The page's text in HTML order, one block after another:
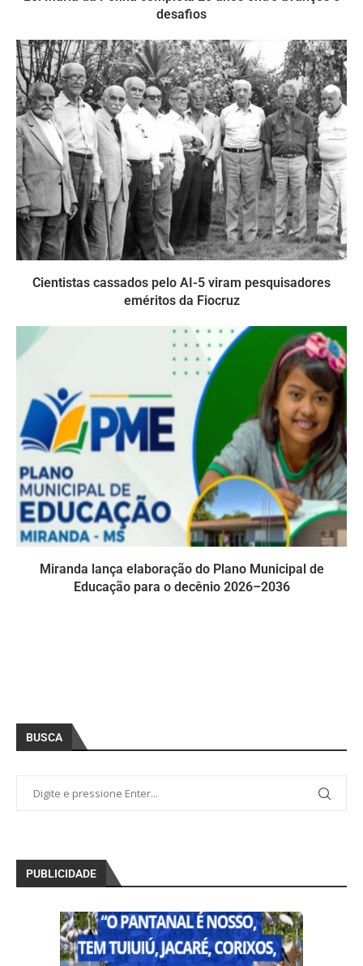
desafios
Cientistas cassados pelo AI-5 viram pesquisadores
eméritos da Fiocruz
Miranda lança elaboração do Plano Municipal de
Educação para o decênio 2026–2036
BUSCA
PUBLICIDADE